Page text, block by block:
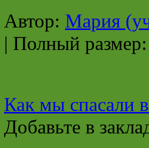
Автор: Мария
| Полный размер:
Как мы спасали
Добавьте в